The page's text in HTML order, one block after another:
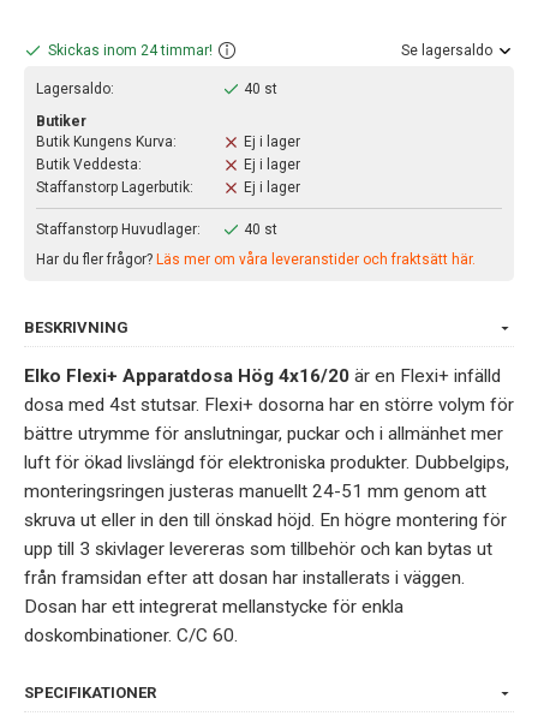
Skickas inom 24 timmar! Se lagersaldo
Lagersaldo:
40 st
Butiker
Butik Kungens Kurva:
Ej i lager
Butik Veddesta:
Ej i lager
Staffanstorp Lagerbutik:
Ej i lager
Staffanstorp Huvudlager:
40 st
Har du fler frågor? Läs mer om våra leveranstider och fraktsätt här.
BESKRIVNING
Elko Flexi+ Apparatdosa Hög 4x16/20 är en Flexi+ infälld
dosa med 4st stutsar. Flexi+ dosorna har en större volym för
bättre utrymme för anslutningar, puckar och i allmänhet mer
luft för ökad livslängd för elektroniska produkter. Dubbelgips,
monteringsringen justeras manuellt 24-51 mm genom att
skruva ut eller in den till önskad höjd. En högre montering för
upp till 3 skivlager levereras som tillbehör och kan bytas ut
från framsidan efter att dosan har installerats i väggen.
Dosan har ett integrerat mellanstycke för enkla
doskombinationer. C/C 60.
SPECIFIKATIONER